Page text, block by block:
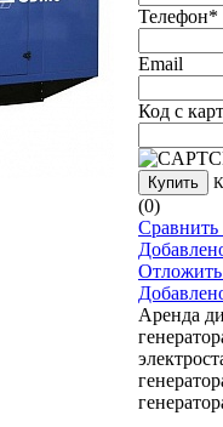
Телефон*
Email
Код с
Купить
(0)
Сравнить
Отложить
Аренда